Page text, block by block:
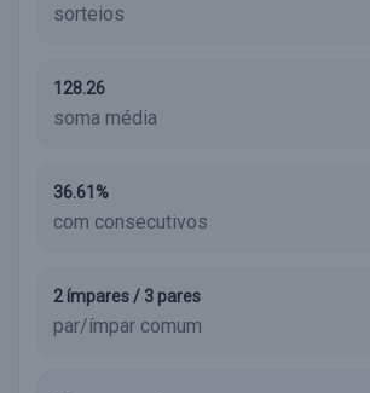
sorteios
128.26
soma média
36.61%
com consecutivos
2 ímpares / 3 pares
par/ímpar comum